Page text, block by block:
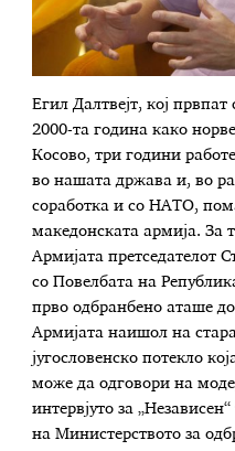
Егил Далтвејт, кој
2000-та година како
Косово, три години
во нашата држава и, во
соработка и со НАТО,
македонската армија. За
Армијата претседателот
со Повелбата на
прво одбранбено аташе
Армијата наишол на
југословенско потекло
може да одговори на
интервјуто за
на Министерството за